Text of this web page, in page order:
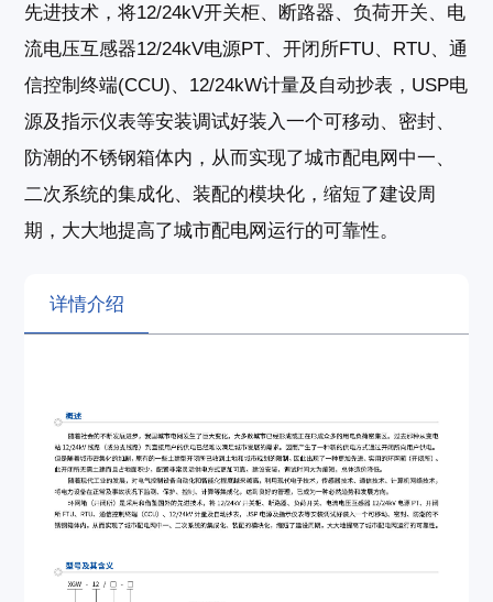
先进技术，将12/24kV开关柜、断路器、负荷开关、电
流电压互感器12/24kV电源PT、开闭所FTU、RTU、通
信控制终端(CCU)、12/24kW计量及自动抄表，USP电
源及指示仪表等安装调试好装入一个可移动、密封、
防潮的不锈钢箱体内，从而实现了城市配电网中一、
二次系统的集成化、装配的模块化，缩短了建设周
期，大大地提高了城市配电网运行的可靠性。
详情介绍